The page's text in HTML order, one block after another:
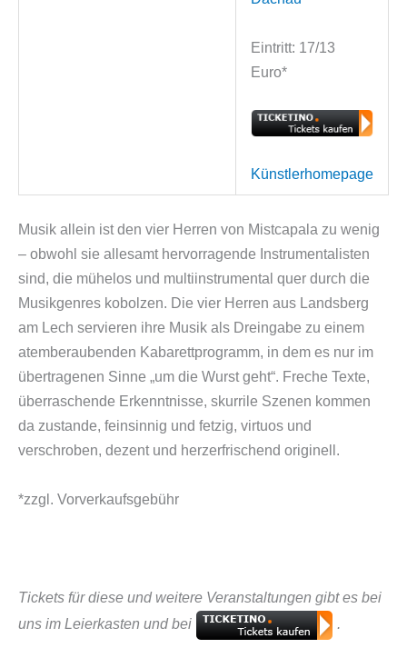
Eintritt: 17/13
Euro*
Künstlerhomepage
Musik allein ist den vier Herren von Mistcapala zu wenig
– obwohl sie allesamt hervorragende Instrumentalisten
sind, die mühelos und multiinstrumental quer durch die
Musikgenres kobolzen. Die vier Herren aus Landsberg
am Lech servieren ihre Musik als Dreingabe zu einem
atemberaubenden Kabarettprogramm, in dem es nur im
übertragenen Sinne „um die Wurst geht“. Freche Texte,
überraschende Erkenntnisse, skurrile Szenen kommen
da zustande, feinsinnig und fetzig, virtuos und
verschroben, dezent und herzerfrischend originell.
*zzgl. Vorverkaufsgebühr
Tickets für diese und weitere Veranstaltungen gibt es bei
uns im Leierkasten und bei
.